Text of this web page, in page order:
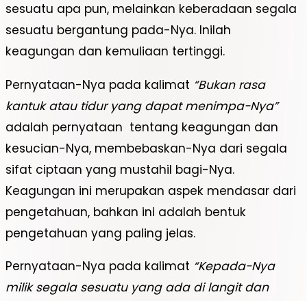
sesuatu apa pun, melainkan keberadaan segala
sesuatu bergantung pada-Nya. Inilah
keagungan dan kemuliaan tertinggi.
Pernyataan-Nya pada kalimat “Bukan rasa
kantuk atau tidur yang dapat menimpa-Nya”
adalah pernyataan tentang keagungan dan
kesucian-Nya, membebaskan-Nya dari segala
sifat ciptaan yang mustahil bagi-Nya.
Keagungan ini merupakan aspek mendasar dari
pengetahuan, bahkan ini adalah bentuk
pengetahuan yang paling jelas.
Pernyataan-Nya pada kalimat “Kepada-Nya
milik segala sesuatu yang ada di langit dan